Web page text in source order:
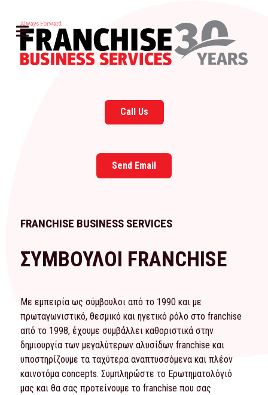
Call Us
Send Email
FRANCHISE BUSINESS SERVICES
ΣΥΜΒΟΥΛΟΙ FRANCHISE
Με εμπειρία ως σύμβουλοι από το 1990 και με
πρωταγωνιστικό, θεσμικό και ηγετικό ρόλο στο franchise
από το 1998, έχουμε συμβάλλει καθοριστικά στην
δημιουργία των μεγαλύτερων αλυσίδων franchise και
υποστηρίζουμε τα ταχύτερα αναπτυσσόμενα και πλέον
καινοτόμα concepts. Συμπληρώστε το Ερωτηματολόγιό
μας και θα σας προτείνουμε το franchise που σας